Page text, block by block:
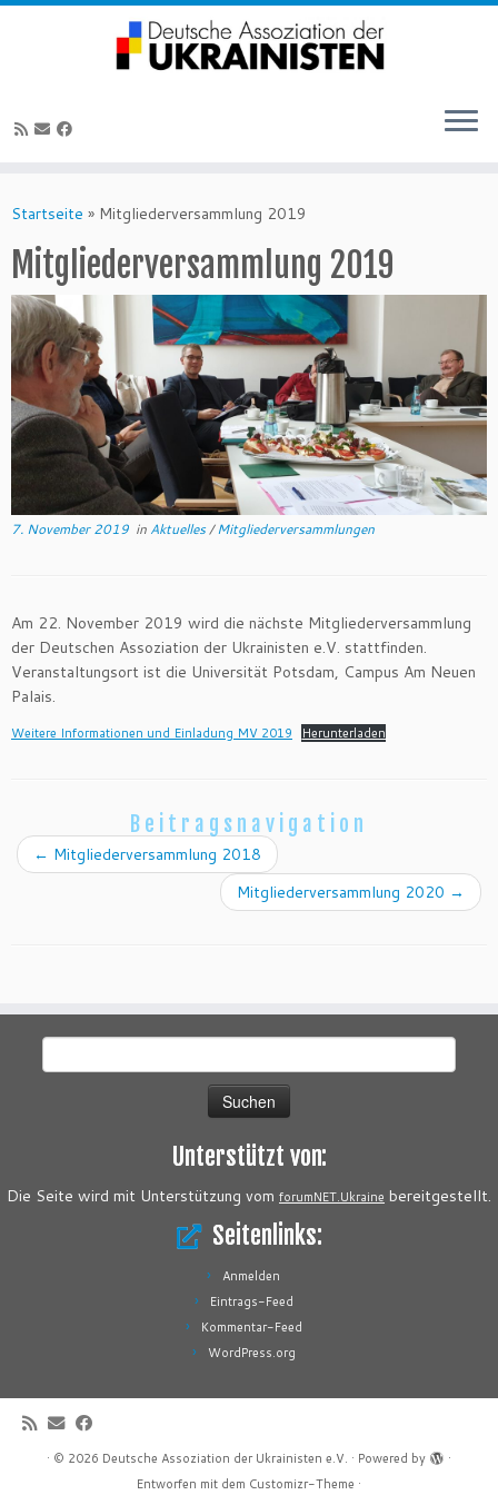
Inhalt
Startseite » Mitgliederversammlung 2019
Mitgliederversammlung 2019
7. November 2019 in Aktuelles/Mitgliederversammlungen
Am 22. November 2019 wird die nächste Mitgliederversammlung
der Deutschen Assoziation der Ukrainisten e.V. stattfinden.
Veranstaltungsort ist die Universität Potsdam, Campus Am Neuen
Palais.
Weitere Informationen und Einladung MV 2019 Herunterladen
Beitragsnavigation
← Mitgliederversammlung 2018
Mitgliederversammlung 2020 →
Unterstützt von:
Die Seite wird mit Unterstützung vom forumNET.Ukraine bereitgestellt.
Seitenlinks:
Anmelden
Eintrags-Feed
Kommentar-Feed
WordPress.org
· © 2026 Deutsche Assoziation der Ukrainisten e.V. · Powered by
·
Entworfen mit dem Customizr-Theme ·